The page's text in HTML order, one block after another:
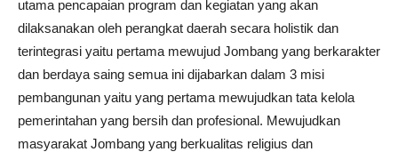
utama pencapaian program dan kegiatan yang akan
dilaksanakan oleh perangkat daerah secara holistik dan
terintegrasi yaitu pertama mewujud Jombang yang berkarakter
dan berdaya saing semua ini dijabarkan dalam 3 misi
pembangunan yaitu yang pertama mewujudkan tata kelola
pemerintahan yang bersih dan profesional. Mewujudkan
masyarakat Jombang yang berkualitas religius dan